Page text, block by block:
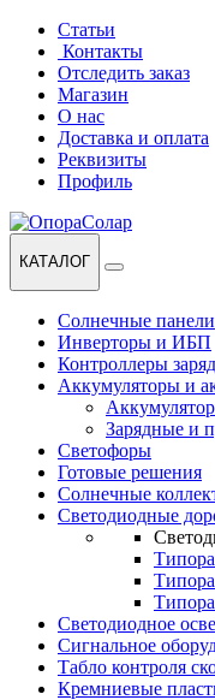
Перейти
навигации
Перейти
содержанию
Статьи
Контакты
Отследить заказ
Магазин
О нас
Доставка и оплата
Реквизиты
Профиль
КАТАЛОГ
Солнечные панели
Инверторы и ИБП
Контроллеры
Аккумуляторы и
Зарядные и
Светофоры
Готовые решения
Солнечные
Светодиодные
Светодиодное
Сигнальное
Табло контроля
Кремниевые